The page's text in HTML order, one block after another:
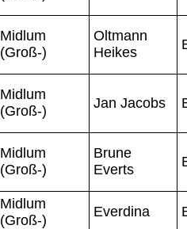
Midlum
(Groß-)
Oltmann
Heikes
Midlum
(Groß-)
Jan Jacobs
Midlum
(Groß-)
Brune
Everts
Midlum
(Groß-)
Everdina